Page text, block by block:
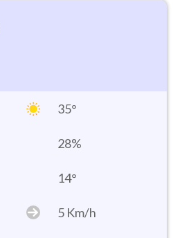
35°
28%
14°
5 Km/h